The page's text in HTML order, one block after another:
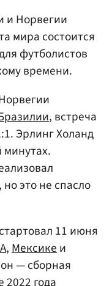
и Норвегии
мира состоится
футболистов
времени.
, встреча
Эрлинг Холанд
это не спасло
11 июня
,Мексикеи
— сборная
2022 года